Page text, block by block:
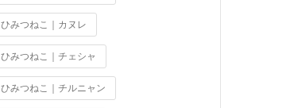
ひみつねこ｜カヌレ
ひみつねこ｜チェシャ
ひみつねこ｜チルニャン